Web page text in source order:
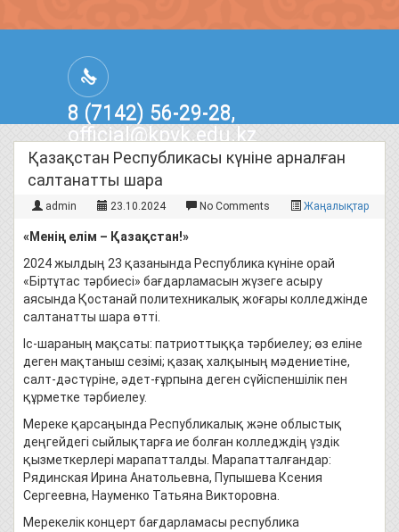
8 (7142) 56-29-28,
official@kpvk.edu.kz
г.Костанай, Проспект Кобыланды
Батыра, 3
Қазақстан Республикасы күніне арналған
салтанатты шара
admin 23.10.2024 No Comments Жаңалықтар
«Менің елім – Қазақстан!»
2024 жылдың 23 қазанында Республика күніне орай
«Біртұтас тәрбиесі» бағдарламасын жүзеге асыру
аясында Қостанай политехникалық жоғары колледжінде
салтанатты шара өтті.
Іс-шараның мақсаты: патриоттыққа тәрбиелеу; өз еліне
деген мақтаныш сезімі; қазақ халқының мәдениетіне,
салт-дәстүріне, әдет-ғұрпына деген сүйіспеншілік пен
құрметке тәрбиелеу.
Мереке қарсаңында Республикалық және облыстық
деңгейдегі сыйлықтарға ие болған колледждің үздік
қызметкерлері марапатталды. Марапатталғандар:
Рядинская Ирина Анатольевна, Пупышева Ксения
Сергеевна, Науменко Татьяна Викторовна.
Мерекелік концерт бағдарламасы республика